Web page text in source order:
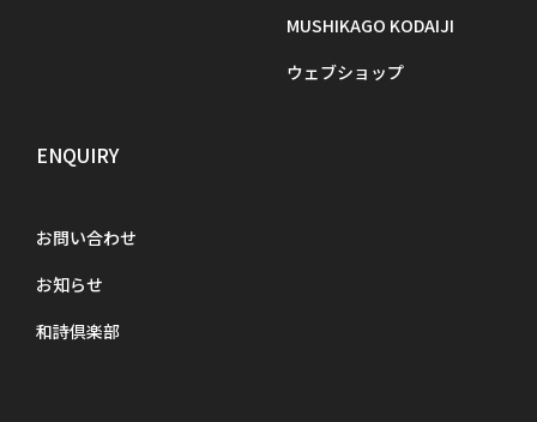
MUSHIKAGO KODAIJI
ウェブショップ
ENQUIRY
お問い合わせ
お知らせ
和詩倶楽部